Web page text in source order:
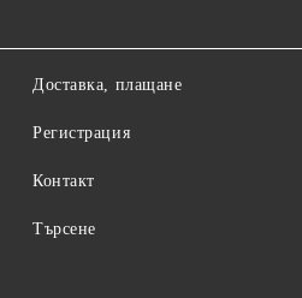
Доставка, плащане
Регистрация
Контакт
Търсене